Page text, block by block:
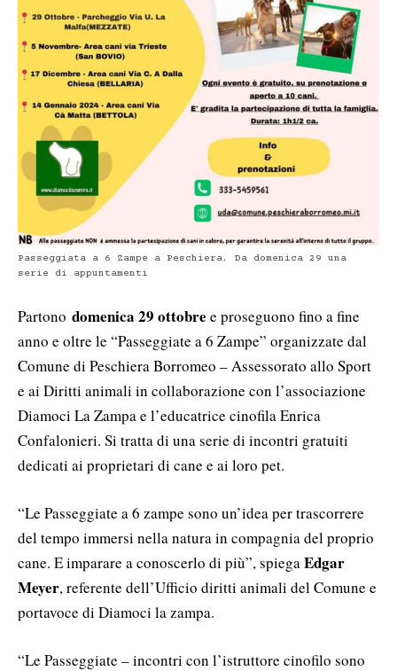
Passeggiata a 6 Zampe a Peschiera. Da domenica 29 una
serie di appuntamenti
Partono domenica 29 ottobre e proseguono fino a fine
anno e oltre le “Passeggiate a 6 Zampe” organizzate dal
Comune di Peschiera Borromeo – Assessorato allo Sport
e ai Diritti animali in collaborazione con l’associazione
Diamoci La Zampa e l’educatrice cinofila Enrica
Confalonieri. Si tratta di una serie di incontri gratuiti
dedicati ai proprietari di cane e ai loro pet.
“Le Passeggiate a 6 zampe sono un’idea per trascorrere
del tempo immersi nella natura in compagnia del proprio
cane. E imparare a conoscerlo di più”, spiegaEdgar
Meyer, referente dell’Ufficio diritti animali del Comune e
portavoce di Diamoci la zampa.
“Le Passeggiate – incontri con l’istruttore cinofilo sono